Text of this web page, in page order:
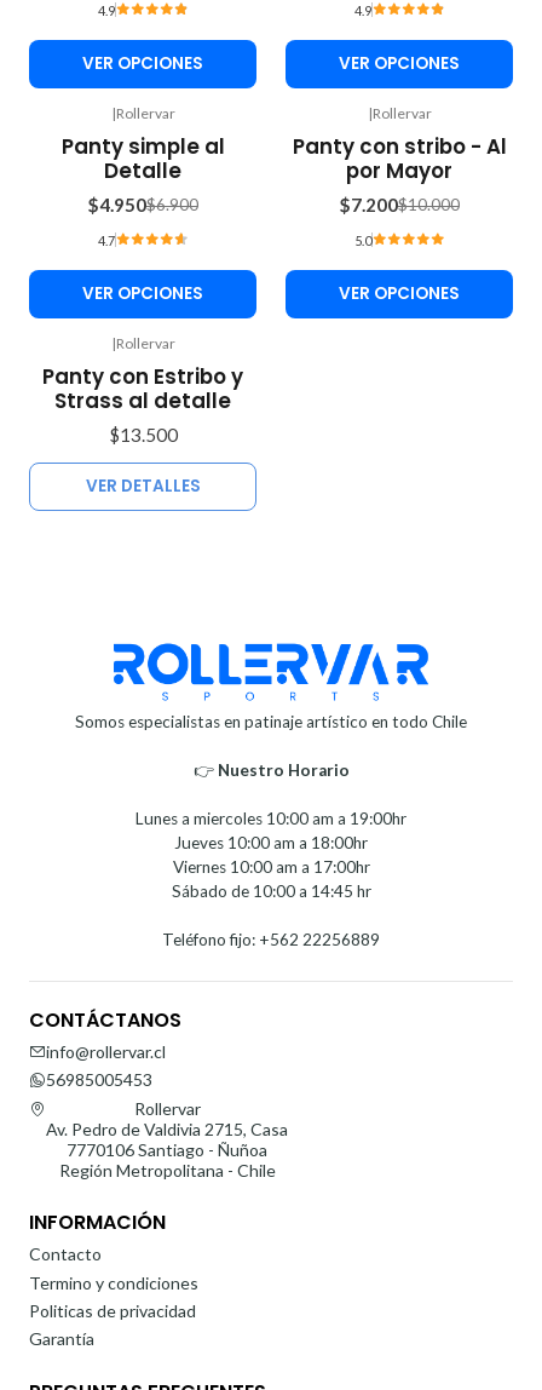
4.9
VER OPCIONES
4.9
VER OPCIONES
-28%
OFF
|Rollervar
Panty simple al
Detalle
$4.950$6.900
4.7
VER OPCIONES
-28%
OFF
|Rollervar
Panty con stribo - Al
por Mayor
$7.200$10.000
5.0
VER OPCIONES
|Rollervar
Panty con Estribo y
Strass al detalle
$13.500
VER DETALLES
Somos especialistas en patinaje artístico en todo Chile
👉 Nuestro Horario⁣⁣
Lunes a miercoles 10:00 am a 19:00hr
Jueves 10:00 am a 18:00hr
Viernes 10:00 am a 17:00hr
Sábado de 10:00 a 14:45 hr
Teléfono fijo: +562 22256889
CONTÁCTANOS
info@rollervar.cl
56985005453
Rollervar
Av. Pedro de Valdivia 2715, Casa
7770106 Santiago - Ñuñoa
Región Metropolitana - Chile
INFORMACIÓN
Contacto
Termino y condiciones
Politicas de privacidad
Garantía